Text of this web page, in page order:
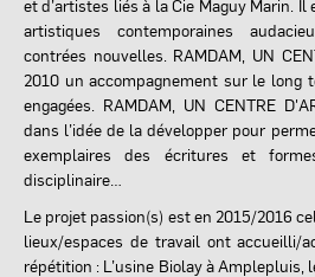
et d’artistes liés à la Cie Maguy Marin.
artistiques contemporaines
contrées nouvelles. RAMDAM, UN
2010 un accompagnement sur le long
engagées. RAMDAM, UN CENTRE
dans l’idée de la développer pour
exemplaires des écritures et
disciplinaire…
Le projet passion(s) est en 2015/2016
lieux/espaces de travail ont accueilli/
répétition : L’usine Biolay à